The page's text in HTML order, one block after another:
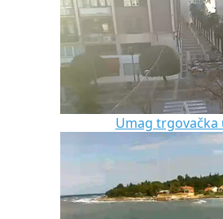
Umag trgovačka